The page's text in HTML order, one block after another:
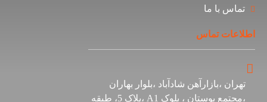
با ما
تماس
،بازارآهن شادآباد ،بلوار بهاران
،مجتمع بوستان ، بلوک A1 ،پلاک 5، طبقه